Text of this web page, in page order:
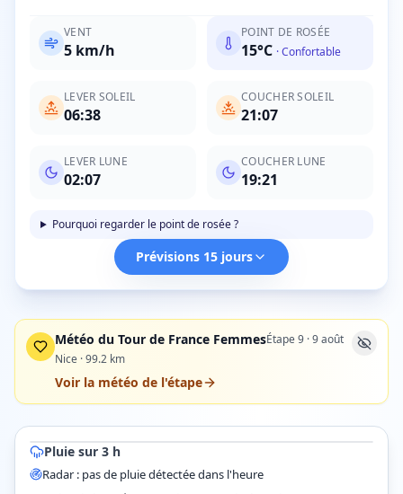
VENT
5 km/h
POINT DE ROSÉE
15°C ·Confortable
LEVER SOLEIL
06:38
COUCHER SOLEIL
21:07
LEVER LUNE
02:07
COUCHER LUNE
19:21
Pourquoi regarder le point de rosée ?
Prévisions 15 jours
Météo du Tour de France FemmesÉtape9 ·9 août
Nice ·99.2 km
Voir la météo de l'étape
Clermont-Ferrand
Moulins
Montluçon
Vichy
Radar pluie · Vichy
dans 15 min (12 h 15) · prévision
Pluie sur 3 h
Radar : pas de pluie détectée dans l'heure